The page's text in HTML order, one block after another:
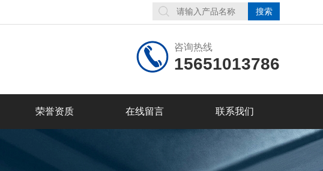
咨询热线
15651013786
荣誉资质 在线留言 联系我们